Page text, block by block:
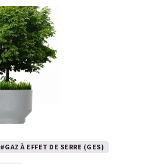
#GAZ À EFFET DE SERRE (GES)